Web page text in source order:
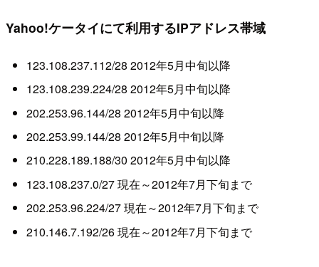
Yahoo!ケータイにて利用するIPアドレス帯域
123.108.237.112/28 2012年5月中旬以降
123.108.239.224/28 2012年5月中旬以降
202.253.96.144/28 2012年5月中旬以降
202.253.99.144/28 2012年5月中旬以降
210.228.189.188/30 2012年5月中旬以降
123.108.237.0/27 現在～2012年7月下旬まで
202.253.96.224/27 現在～2012年7月下旬まで
210.146.7.192/26 現在～2012年7月下旬まで